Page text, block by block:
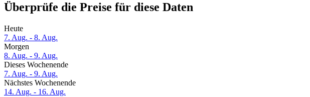
Überprüfe die Preise für diese Daten
Heute
7. Aug. - 8. Aug.
Morgen
8. Aug. - 9. Aug.
Dieses Wochenende
7. Aug. - 9. Aug.
Nächstes Wochenende
14. Aug. - 16. Aug.